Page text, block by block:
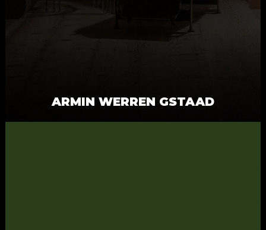
ARMIN WERREN GSTAAD